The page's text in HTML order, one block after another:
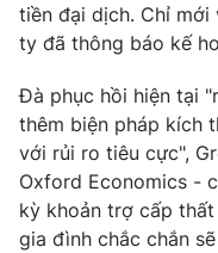
Theo dõi báo trên
tiền đại dịch. Chỉ mới
ty đã thông báo kế
Đà phục hồi hiện tại
thêm biện pháp kích
với rủi ro tiêu cực",
Oxford Economics -
kỳ khoản trợ cấp
gia đình chắc chắn